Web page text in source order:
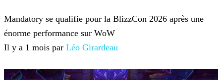
Mandatory se qualifie pour la BlizzCon 2026 après une
énorme performance sur WoW
Il y a 1 mois par Léo Girardeau